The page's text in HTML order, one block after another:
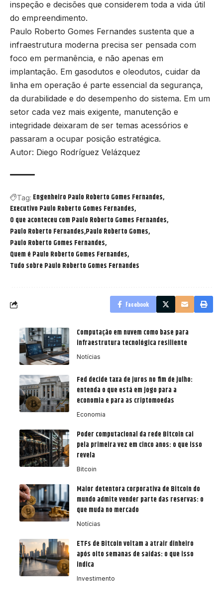
inspeção e decisões que considerem toda a vida útil
do empreendimento.
Paulo Roberto Gomes Fernandes sustenta que a
infraestrutura moderna precisa ser pensada com
foco em permanência, e não apenas em
implantação. Em gasodutos e oleodutos, cuidar da
linha em operação é parte essencial da segurança,
da durabilidade e do desempenho do sistema. Em um
setor cada vez mais exigente, manutenção e
integridade deixaram de ser temas acessórios e
passaram a ocupar posição estratégica.
Autor: Diego Rodríguez Velázquez
Tag: Engenheiro Paulo Roberto Gomes Fernandes
Executivo Paulo Roberto Gomes Fernandes
O que aconteceu com Paulo Roberto Gomes Fernandes
Paulo Roberto Fernandes Paulo Roberto Gomes
Paulo Roberto Gomes Fernandes
Quem é Paulo Roberto Gomes Fernandes
Tudo sobre Paulo Roberto Gomes Fernandes
Facebook
Computação em nuvem como base para
infraestrutura tecnológica resiliente
Notícias
Fed decide taxa de juros no fim de julho:
entenda o que está em jogo para a
economia e para as criptomoedas
Economia
Poder computacional da rede Bitcoin cai
pela primeira vez em cinco anos: o que isso
revela
Bitcoin
Maior detentora corporativa de Bitcoin do
mundo admite vender parte das reservas: o
que muda no mercado
Notícias
ETFs de Bitcoin voltam a atrair dinheiro
após oito semanas de saídas: o que isso
indica
Investimento